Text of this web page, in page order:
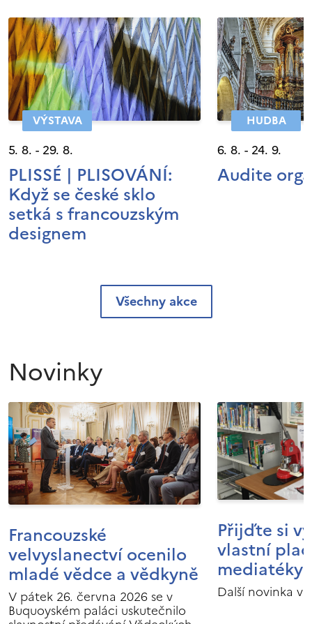
VÝSTAVA
5. 8. - 29. 8.
PLISSÉ | PLISOVÁNÍ:
Když se české sklo
setká s francouzským
designem
HUDBA
6. 8. - 24. 9.
Audite
Všechny akce
Novinky
Francouzské
velvyslanectví ocenilo
mladé vědce a vědkyně
V pátek 26. června 2026 se v
Buquoyském paláci uskutečnilo
Přijďte si
vlastní
mediatéky
Další novinka v